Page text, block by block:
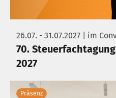
26.07. - 31.07.2027 | im
70.
2027
Präsenz